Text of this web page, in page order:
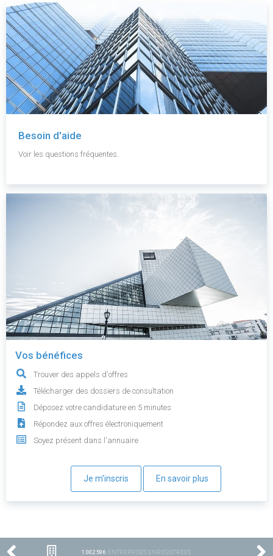
Besoin d'aide
Voir les questions fréquentes.
Vos bénéfices
Trouver des appels d'offres
Télécharger des dossiers de consultation
Déposez votre candidature en 5 minutes
Répondez aux offres électroniquement
Soyez présent dans l'annuaire
Je m'inscris En savoir plus
1 002 596 ENTREPRISES ENREGISTRÉES